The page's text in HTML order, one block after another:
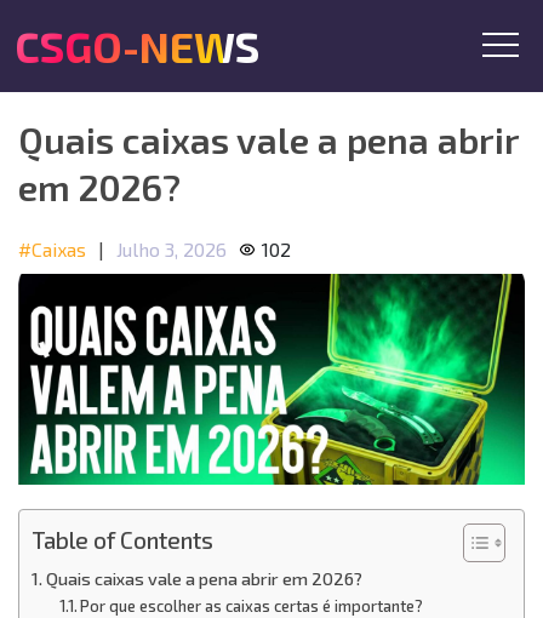
CSGO-NEWS
Quais caixas vale a pena abrir
em 2026?
#Caixas | Julho 3, 2026 102
Table of Contents
Quais caixas vale a pena abrir em 2026?
Por que escolher as caixas certas é importante?